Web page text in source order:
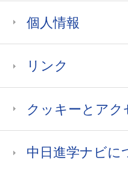
個人情報
リンク
クッキーとア
中日進学ナビに